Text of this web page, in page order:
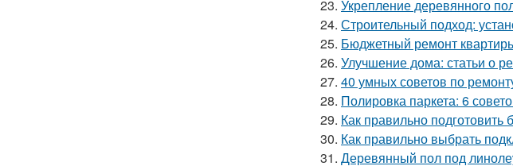
23. Укрепление деревянного
24. Строительный подход:
25. Бюджетный ремонт
26. Улучшение дома: статьи о
27. 40 умных советов по
28. Полировка паркета: 6
29. Как правильно
30. Как правильно выбрать
31. Деревянный пол под